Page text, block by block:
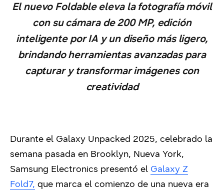
El nuevo Foldable eleva la fotografía móvil
con su cámara de 200 MP, edición
inteligente por IA y un diseño más ligero,
brindando herramientas avanzadas para
capturar y transformar imágenes con
creatividad
Durante el Galaxy Unpacked 2025, celebrado la
semana pasada en Brooklyn, Nueva York,
Samsung Electronics presentó el Galaxy Z
Fold7, que marca el comienzo de una nueva era